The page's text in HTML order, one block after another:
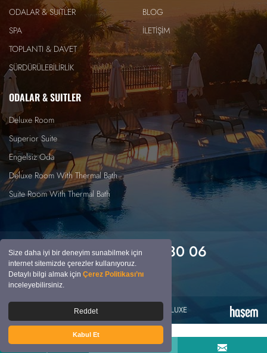
Size daha iyi bir deneyim sunabilmek için
internet sitemizde çerezler kullanıyoruz.
Detaylı bilgi almak içinÇerez Politikası’nı
inceleyebilirsiniz.
Reddet
Kabul Et
ODALAR & SUITLER
SPA
TOPLANTI & DAVET
SÜRDÜRÜLEBİLİRLİK
BLOG
İLETİŞİM
ODALAR & SUITLER
Deluxe Room
Superior Suite
Engelsiz Oda
Deluxe Room With Thermal Bath
Suite Room With Thermal Bath
Whatsapp Hattı +90 532 461 80 06
Bizi Takip Edin
© 2026 HİERAPARK THERMAL & SPA HOTEL DELUXE